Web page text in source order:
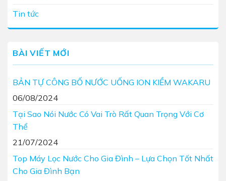
Tin tức
BÀI VIẾT MỚI
BẢN TỰ CÔNG BỐ NƯỚC UỐNG ION KIỀM WAKARU
06/08/2024
Tại Sao Nói Nước Có Vai Trò Rất Quan Trọng Với Cơ
Thể
21/07/2024
Top Máy Lọc Nước Cho Gia Đình – Lựa Chọn Tốt Nhất
Cho Gia Đình Bạn